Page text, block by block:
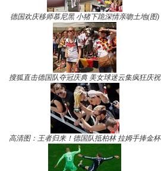
德国欢庆移师慕尼黑 小猪下跪深情亲吻土地(图)
搜狐直击德国队夺冠庆典 美女球迷云集疯狂庆祝
高清图：王者归来！德国队抵柏林 拉姆手捧金杯